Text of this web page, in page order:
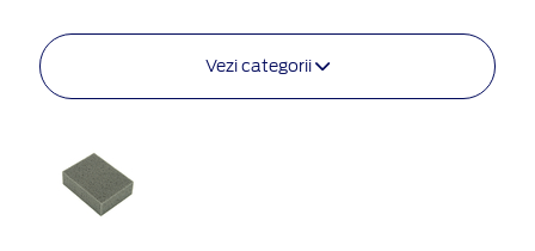
Vezi categorii